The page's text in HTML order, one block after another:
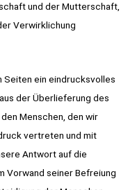
und der Mutterschaft,
Verwirklichung
Seiten ein eindrucksvolles
der Überlieferung des
Menschen, den wir
vertreten und mit
Antwort auf die
Vorwand seiner Befreiung